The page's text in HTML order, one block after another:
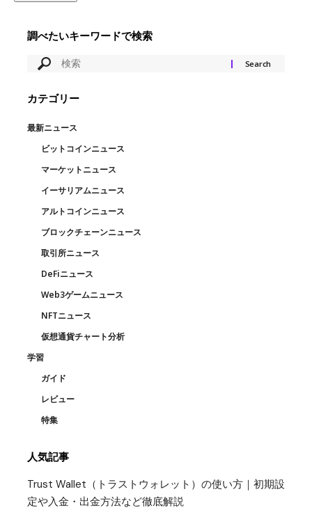
調べたいキーワードで検索
カテゴリー
最新ニュース
ビットコインニュース
マーケットニュース
イーサリアムニュース
アルトコインニュース
ブロックチェーンニュース
取引所ニュース
DeFiニュース
Web3ゲームニュース
NFTニュース
仮想通貨チャート分析
学習
ガイド
レビュー
特集
人気記事
Trust Wallet（トラストウォレット）の使い方｜初期設
定や入金・出金方法など徹底解説